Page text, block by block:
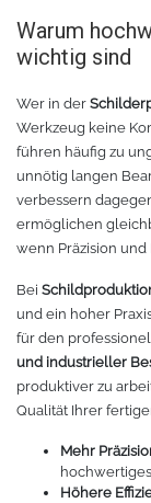
Daylight
Solar Silber
Sunlight
Palisade
Teflonkissen
Zubehör
Verschiedene
Zubehör für
Warum
wichtig sind
Wer in der
Werkzeug keine
führen häufig zu
unnötig langen
verbessern
ermöglichen
wenn Präzision
Bei
und ein hoher
für den
und industrieller
produktiver zu
Qualität Ihrer
Mehr
Höhere